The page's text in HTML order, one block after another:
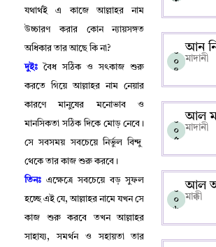
যথার্থই এ কাজে আল্লাহর নাম
উচ্চারণ করার কোন ন্যায়সঙ্গত
অধিকার তার আছে কি না?
দুইঃ বৈধ সঠিক ও সৎকাজ শুরু
করতে গিয়ে আল্লাহর নাম নেয়ার
কারণে মানুষের মনোভাব ও
মানসিকতা সঠিক দিকে মোড় নেবে ।
সে সবসময় সবচেয়ে নির্ভুল বিন্দু
থেকে তার কাজ শুরু করবে ।
তিনঃ এক্ষেত্রে সবচেয়ে বড় সুফল
হচ্ছে এই যে,আল্লাহর নামে যখন সে
কাজ শুরু করবে তখন আল্লাহর
সাহায্য,সমর্থন ও সহায়তা তার
৩
০
০
৪
আন
মাদানী
০
০
৫
আল
মাদানী
০
০
৬
আল
মাক্কী